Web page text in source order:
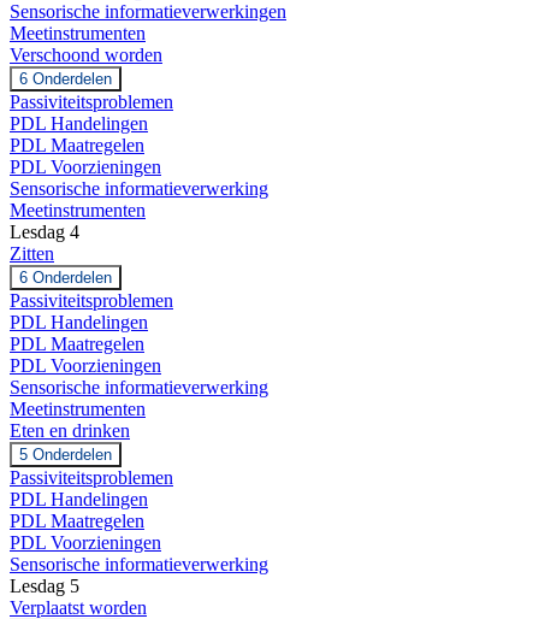
Sensorische informatieverwerkingen
Meetinstrumenten
Verschoond worden
Uitbreiden
Verschoond
worden
6 Onderdelen
Passiviteitsproblemen
PDL Handelingen
PDL Maatregelen
PDL Voorzieningen
Sensorische informatieverwerking
Meetinstrumenten
Lesdag 4
Zitten
Uitbreiden
Zitten
6 Onderdelen
Passiviteitsproblemen
PDL Handelingen
PDL Maatregelen
PDL Voorzieningen
Sensorische informatieverwerking
Meetinstrumenten
Eten en drinken
Uitbreiden
Eten
en
drinken
5 Onderdelen
Passiviteitsproblemen
PDL Handelingen
PDL Maatregelen
PDL Voorzieningen
Sensorische informatieverwerking
Lesdag 5
Verplaatst worden